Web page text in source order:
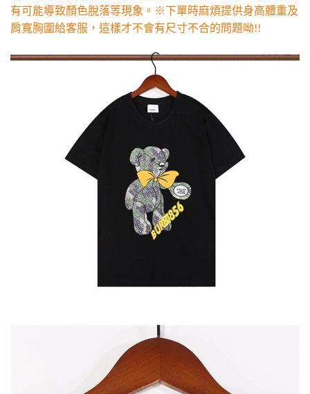
有可能導致顏色脫落等現象。※下單時麻煩提供身高體重及
肩寬胸圍給客服，這樣才不會有尺寸不合的問題呦!!